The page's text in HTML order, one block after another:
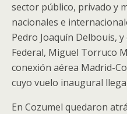
sector público, privado y
nacionales e
Pedro Joaquín Delbouis,
Federal, Miguel Torruco
conexión aérea Madrid-
cuyo vuelo inaugural
En Cozumel quedaron